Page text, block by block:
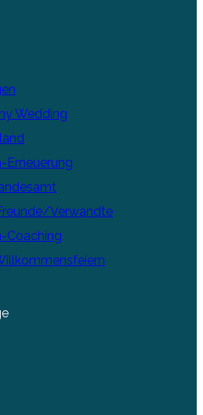
Wedding
Erneuerung
Verwandte
Coaching